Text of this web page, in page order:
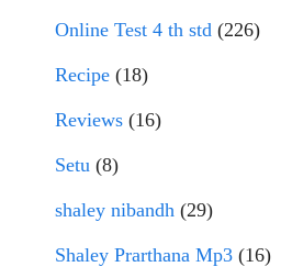
Online Test 4 th std (226)
Recipe (18)
Reviews (16)
Setu (8)
shaley nibandh (29)
Shaley Prarthana Mp3 (16)